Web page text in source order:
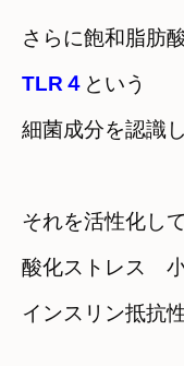
さらに飽和脂肪
TLR４ という
細菌成分を認識
それを活性化し
酸化ストレス　
インスリン抵抗